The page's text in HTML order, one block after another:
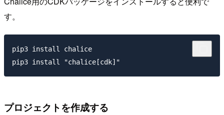
す。
pip3 install chalice
プロジェクトを作成する